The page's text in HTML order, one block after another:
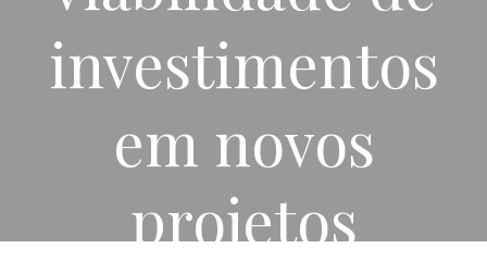
investimentos
em novos
projetos